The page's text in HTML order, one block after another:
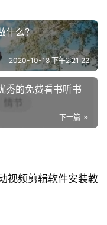
什么？
2020-10-18 下午2:21:22
秀的免费看书听书
下一篇
视频剪辑软件安装教